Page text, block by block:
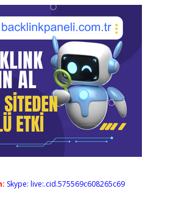
Skype: live:.cid.575569c608265c69